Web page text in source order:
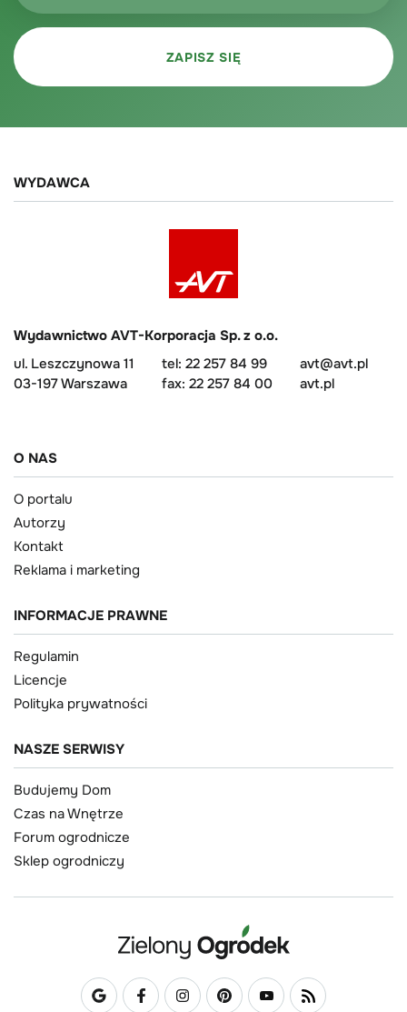
WYDAWCA
Wydawnictwo AVT-Korporacja Sp. z o.o.
ul. Leszczynowa 11
03-197 Warszawa
tel: 22 257 84 99
fax: 22 257 84 00
avt@avt.pl
avt.pl
O NAS
O portalu
Autorzy
Kontakt
Reklama i marketing
INFORMACJE PRAWNE
Regulamin
Licencje
Polityka prywatności
NASZE SERWISY
Budujemy Dom
Czas na Wnętrze
Forum ogrodnicze
Sklep ogrodniczy